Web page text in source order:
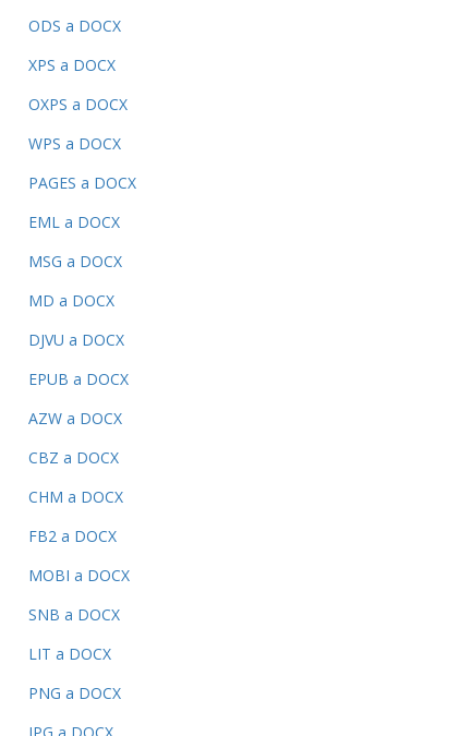
ODS a DOCX
XPS a DOCX
OXPS a DOCX
WPS a DOCX
PAGES a DOCX
EML a DOCX
MSG a DOCX
MD a DOCX
DJVU a DOCX
EPUB a DOCX
AZW a DOCX
CBZ a DOCX
CHM a DOCX
FB2 a DOCX
MOBI a DOCX
SNB a DOCX
LIT a DOCX
PNG a DOCX